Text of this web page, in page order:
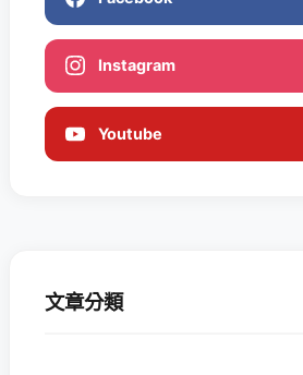
Instagram
Youtube
文章分類